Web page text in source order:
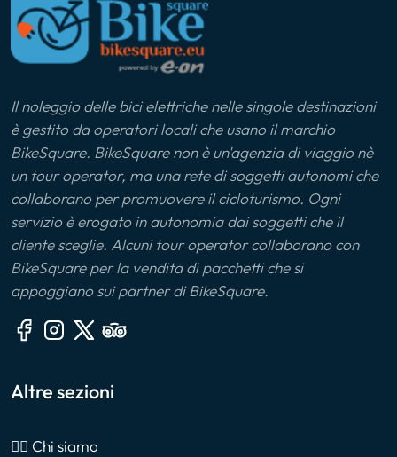
Il noleggio delle bici elettriche nelle singole destinazioni
è gestito da operatori locali che usano il marchio
BikeSquare. BikeSquare non è un'agenzia di viaggio nè
un tour operator, ma una rete di soggetti autonomi che
collaborano per promuovere il cicloturismo. Ogni
servizio è erogato in autonomia dai soggetti che il
cliente sceglie. Alcuni tour operator collaborano con
BikeSquare per la vendita di pacchetti che si
appoggiano sui partner di BikeSquare.
Altre sezioni
🙎‍♂️ Chi siamo